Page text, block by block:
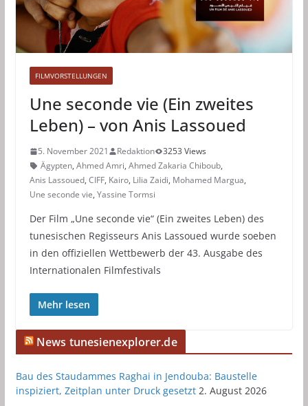
FILMVORSTELLUNGEN
Une seconde vie (Ein zweites
Leben) – von Anis Lassoued
5. November 2021 Redaktion
3253 Views
Ägypten, Ahmed Amri, Ahmed Zakaria Chiboub,
Anis Lassoued, CIFF, Kairo, Lilia Zaidi, Mohamed Margua,
Une seconde vie, Yassine Tormsi
Der Film „Une seconde vie“ (Ein zweites Leben) des
tunesischen Regisseurs Anis Lassoued wurde soeben
in den offiziellen Wettbewerb der 43. Ausgabe des
Internationalen Filmfestivals
Mehr lesen
News tunesienexplorer.de
Bau des Staudammes Raghai in Jendouba: Baustelle
inspiziert, Zeitplan unter Druck gesetzt 2. August 2026